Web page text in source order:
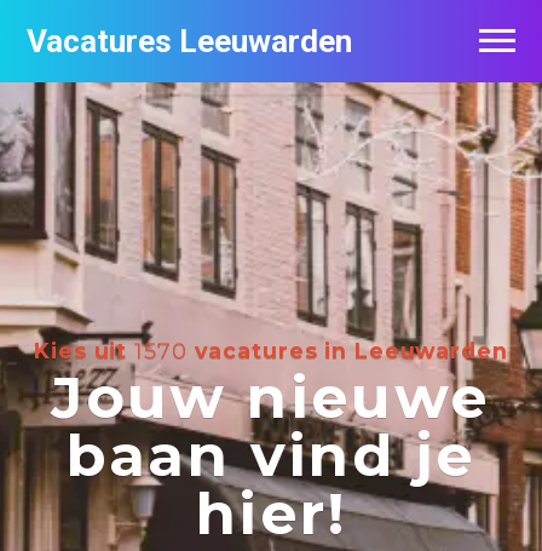
Vacatures Leeuwarden
Kies uit1570 vacatures in Leeuwarden
Jouw nieuwe
baan vind je
hier!
Vacatures per bedrijf
De populairste vacatures in Leeuwarden
Nieuwsbrief feed